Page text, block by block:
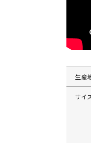
生産
サイ